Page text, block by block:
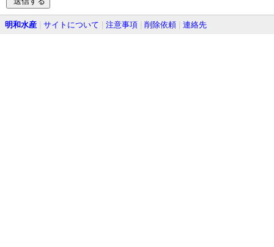
明和水産 サイトについて 注意事項 削除依頼 連絡先